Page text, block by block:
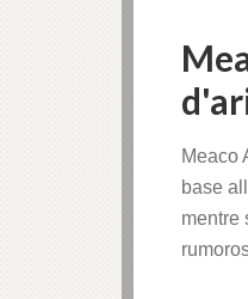
Meaco
base
mentre